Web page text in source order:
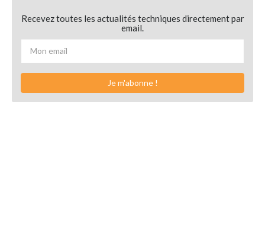
Recevez toutes les actualités techniques directement par
email.
Je m'abonne !